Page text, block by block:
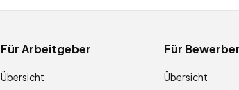
Für Arbeitgeber
Übersicht
Für Bewerber
Übersicht